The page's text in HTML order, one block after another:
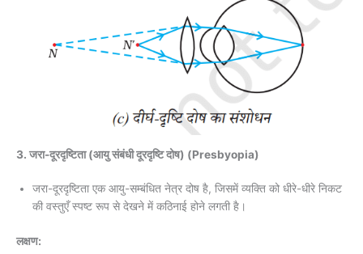
3. जरा-दूरदृष्टिता (आयु संबंधी दूरदृष्टि दोष) (Presbyopia)
जरा-दूरदृष्टिता एक आयु-सम्बंधित नेत्र दोष है, जिसमें व्यक्ति को धीरे-धीरे निकट
की वस्तुएँ स्पष्ट रूप से देखने में कठिनाई होने लगती है।
लक्षण: